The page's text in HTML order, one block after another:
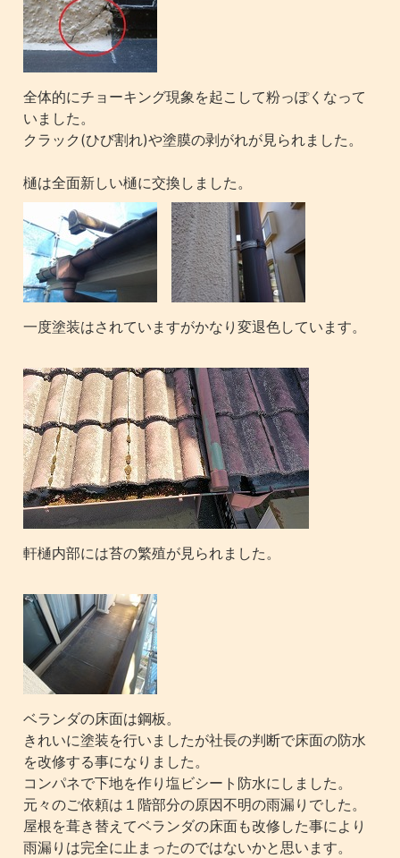
全体的にチョーキング現象を起こして粉っぽくなって
いました。
クラック(ひび割れ)や塗膜の剥がれが見られました。
樋は全面新しい樋に交換しました。
一度塗装はされていますがかなり変退色しています。
軒樋内部には苔の繁殖が見られました。
ベランダの床面は鋼板。
きれいに塗装を行いましたが社長の判断で床面の防水
を改修する事になりました。
コンパネで下地を作り塩ビシート防水にしました。
元々のご依頼は１階部分の原因不明の雨漏りでした。
屋根を葺き替えてベランダの床面も改修した事により
雨漏りは完全に止まったのではないかと思います。